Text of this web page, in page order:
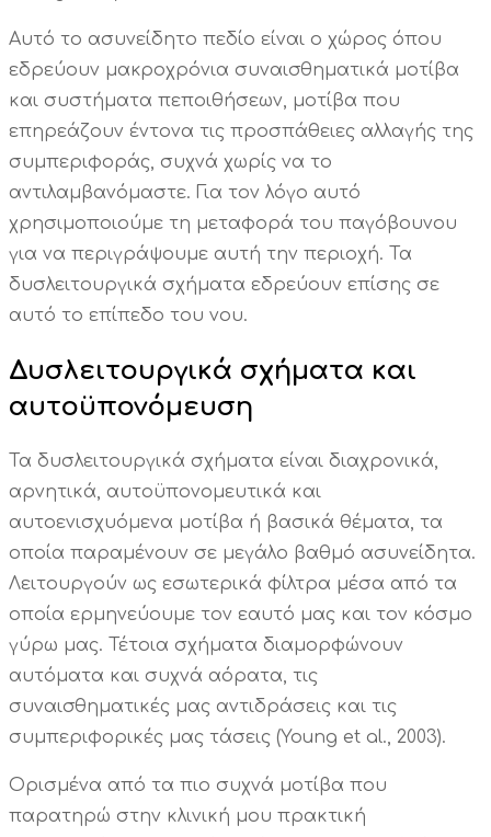
Αυτό το ασυνείδητο πεδίο είναι ο χώρος όπου
εδρεύουν μακροχρόνια συναισθηματικά μοτίβα
και συστήματα πεποιθήσεων, μοτίβα που
επηρεάζουν έντονα τις προσπάθειες αλλαγής της
συμπεριφοράς, συχνά χωρίς να το
αντιλαμβανόμαστε. Για τον λόγο αυτό
χρησιμοποιούμε τη μεταφορά του παγόβουνου
για να περιγράψουμε αυτή την περιοχή. Τα
δυσλειτουργικά σχήματα εδρεύουν επίσης σε
αυτό το επίπεδο του νου.
Δυσλειτουργικά σχήματα και
αυτοϋπονόμευση
Τα δυσλειτουργικά σχήματα είναι διαχρονικά,
αρνητικά, αυτοϋπονομευτικά και
αυτοενισχυόμενα μοτίβα ή βασικά θέματα, τα
οποία παραμένουν σε μεγάλο βαθμό ασυνείδητα.
Λειτουργούν ως εσωτερικά φίλτρα μέσα από τα
οποία ερμηνεύουμε τον εαυτό μας και τον κόσμο
γύρω μας. Τέτοια σχήματα διαμορφώνουν
αυτόματα και συχνά αόρατα, τις
συναισθηματικές μας αντιδράσεις και τις
συμπεριφορικές μας τάσεις (Young et al., 2003).
Ορισμένα από τα πιο συχνά μοτίβα που
παρατηρώ στην κλινική μου πρακτική